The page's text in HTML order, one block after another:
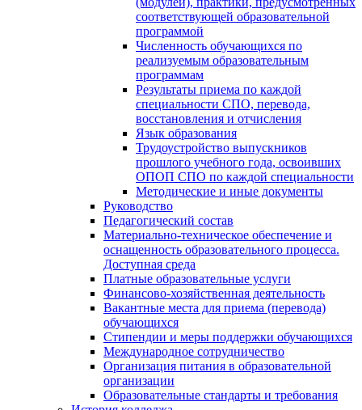
соответствующей образовательной
программой
Численность обучающихся по
реализуемым образовательным
программам
Результаты приема по каждой
специальности СПО, перевода,
восстановления и отчисления
Язык образования
Трудоустройство выпускников
прошлого учебного года, освоивших
ОПОП СПО по каждой специальности
Методические и иные документы
Руководство
Педагогический состав
Материально-техническое обеспечение и
оснащенность образовательного процесса.
Доступная среда
Платные образовательные услуги
Финансово-хозяйственная деятельность
Вакантные места для приема (перевода)
обучающихся
Стипендии и меры поддержки обучающихся
Международное сотрудничество
Организация питания в образовательной
организации
Образовательные стандарты и требования